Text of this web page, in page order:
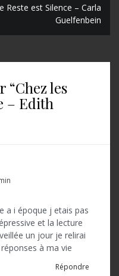
Reste est Silence – Carla
Guelfenbein
“Chez les
– Edith
a i époque j etais pas
et la lecture
un jour je relirai
à ma vie
Répondre